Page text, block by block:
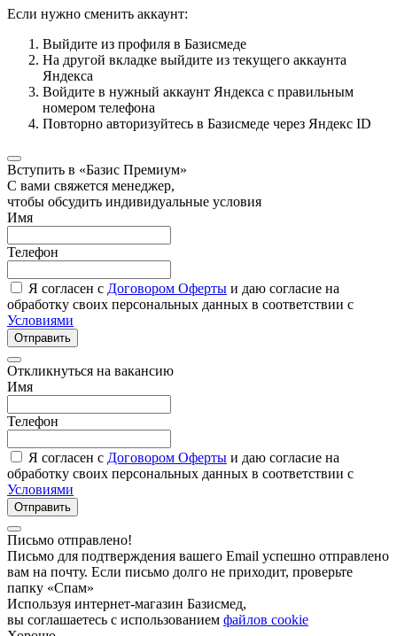
Если нужно сменить аккаунт:
Выйдите из профиля в Базисмеде
На другой вкладке выйдите из текущего аккаунта
Яндекса
Войдите в нужный аккаунт Яндекса с правильным
номером телефона
Повторно авторизуйтесь в Базисмеде через Яндекс ID
Вступить в «Базис Премиум»
С вами свяжется менеджер,
чтобы обсудить индивидуальные условия
Имя
Телефон
Я согласен с Договором Оферты и даю согласие на
обработку своих персональных данных в соответствии с
Условиями
Отправить
Откликнуться на вакансию
Имя
Телефон
Я согласен с Договором Оферты и даю согласие на
обработку своих персональных данных в соответствии с
Условиями
Отправить
Письмо отправлено!
Письмо для подтверждения вашего Email успешно отправлено
вам на почту. Если письмо долго не приходит, проверьте
папку «Спам»
Используя интернет-магазин Базисмед,
вы соглашаетесь с использованием файлов cookie